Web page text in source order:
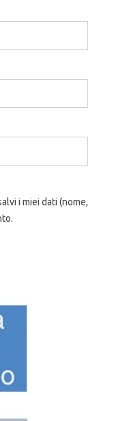
i miei dati (nome,